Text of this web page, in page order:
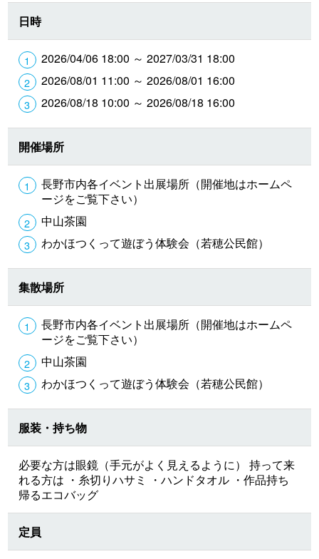
日時
2026/04/06 18:00 ～ 2027/03/31 18:00
2026/08/01 11:00 ～ 2026/08/01 16:00
2026/08/18 10:00 ～ 2026/08/18 16:00
開催場所
長野市内各イベント出展場所（開催地はホームペ
ージをご覧下さい）
中山茶園
わかほつくって遊ぼう体験会（若穂公民館）
集散場所
長野市内各イベント出展場所（開催地はホームペ
ージをご覧下さい）
中山茶園
わかほつくって遊ぼう体験会（若穂公民館）
服装・持ち物
必要な方は眼鏡（手元がよく見えるように） 持って来
れる方は ・糸切りハサミ ・ハンドタオル ・作品持ち
帰るエコバッグ
定員